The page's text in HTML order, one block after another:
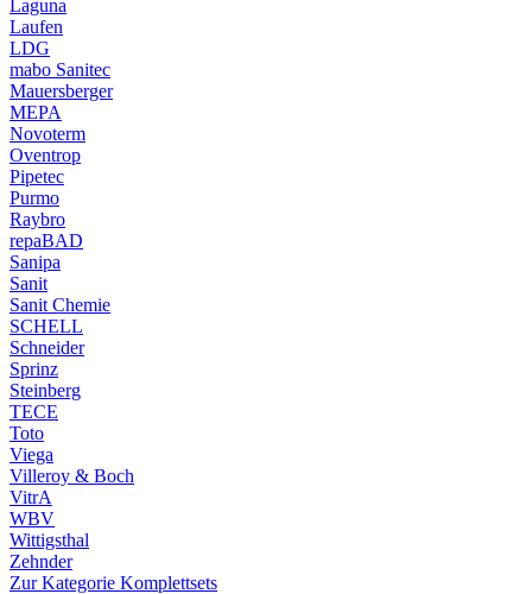
Laguna
Laufen
LDG
mabo Sanitec
Mauersberger
MEPA
Novoterm
Oventrop
Pipetec
Purmo
Raybro
repaBAD
Sanipa
Sanit
Sanit Chemie
SCHELL
Schneider
Sprinz
Steinberg
TECE
Toto
Viega
Villeroy & Boch
VitrA
WBV
Wittigsthal
Zehnder
Zur Kategorie Komplettsets